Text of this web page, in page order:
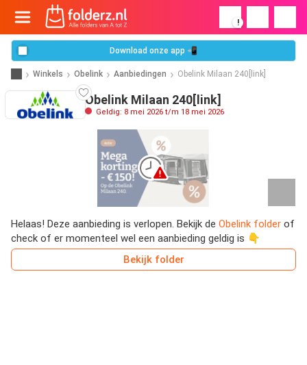
!
Download onze app 📲
Winkels Obelink Aanbiedingen Obelink Milaan 240[link]
Obelink Milaan 240[link]
Geldig: 8 mei 2026 t/m 18 mei 2026
Helaas! Deze aanbieding is verlopen. Bekijk de Obelink folder of
check of er momenteel wel een aanbieding geldig is 👇
Bekijk folder